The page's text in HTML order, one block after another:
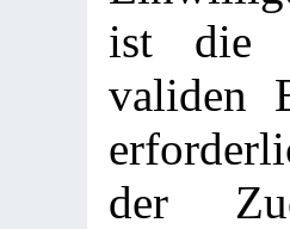
ist die
validen
der